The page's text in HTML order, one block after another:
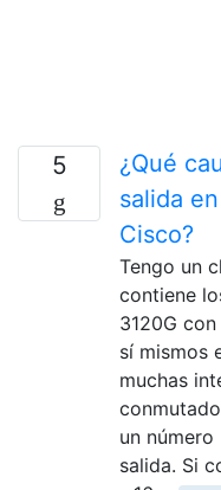
5
¿Qué
salida
Cisco?
Tengo un
contiene
3120G
sí mismos
muchas
un
salida. Si